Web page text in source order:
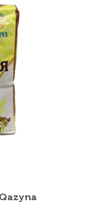
Qazyna